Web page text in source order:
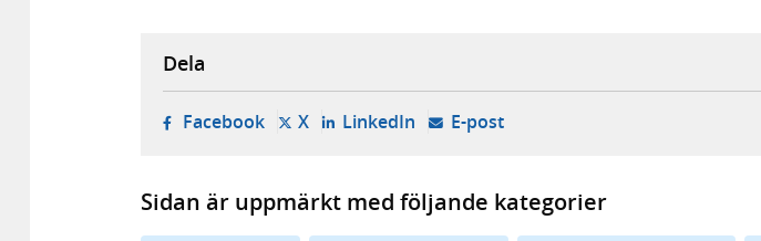
Dela
Facebook- öppnas i ny flik, extern webbplats,
X- öppnas i ny flik, extern webbplats,
LinkedIn- öppnas i ny flik, extern webbplats,
E-post- öppnar din e-postklient,
Sidan är uppmärkt med följande kategorier